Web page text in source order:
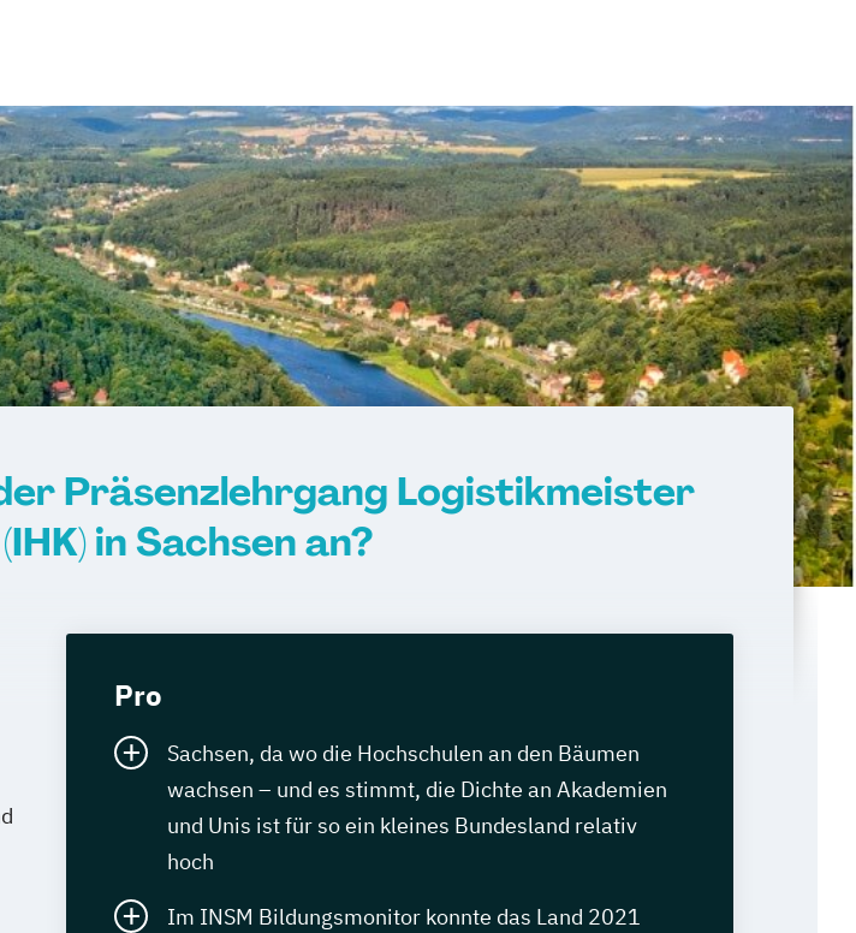
Präsenzlehrgang Logistikmeister
in Sachsen an?
Pro
Sachsen, da wo die Hochschulen an den Bäumen
wachsen – und es stimmt, die Dichte an Akademien
und Unis ist für so ein kleines Bundesland relativ
hoch
Im INSM Bildungsmonitor konnte das Land 2021